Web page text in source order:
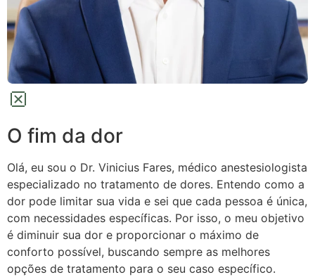
O fim da dor
Olá, eu sou o Dr. Vinicius Fares, médico anestesiologista
especializado no tratamento de dores. Entendo como a
dor pode limitar sua vida e sei que cada pessoa é única,
com necessidades específicas. Por isso, o meu objetivo
é diminuir sua dor e proporcionar o máximo de
conforto possível, buscando sempre as melhores
opções de tratamento para o seu caso específico.